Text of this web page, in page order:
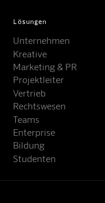
Lösungen
Unternehmen
Kreative
Marketing & PR
Projektleiter
Vertrieb
Rechtswesen
Teams
Enterprise
Bildung
Studenten